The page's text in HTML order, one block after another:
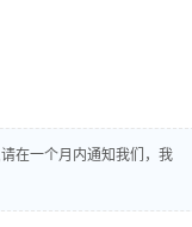
在一个月内通知我们，我